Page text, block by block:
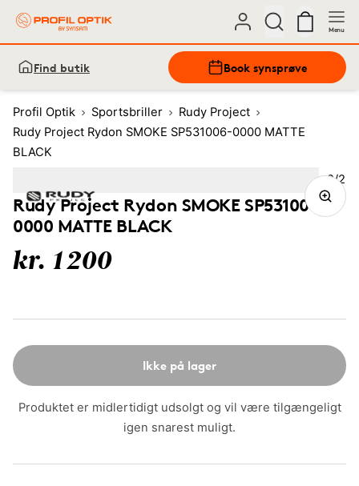
Menu
Find butik Book synsprøve
Profil Optik Sportsbriller
Rudy Project
Rudy Project Rydon SMOKE SP531006-0000 MATTE
BLACK
Rudy Project Rydon SMOKE SP531006-
0000 MATTE BLACK
kr. 1200
Ikke på lager
Produktet er midlertidigt udsolgt og vil være tilgængeligt
igen snarest muligt.
2/2
Image (Current image)